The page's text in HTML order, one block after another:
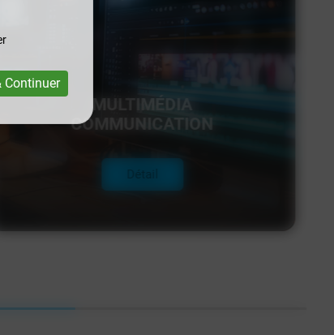
Continuer
MULTIMÉDIA
COMMUNICATION